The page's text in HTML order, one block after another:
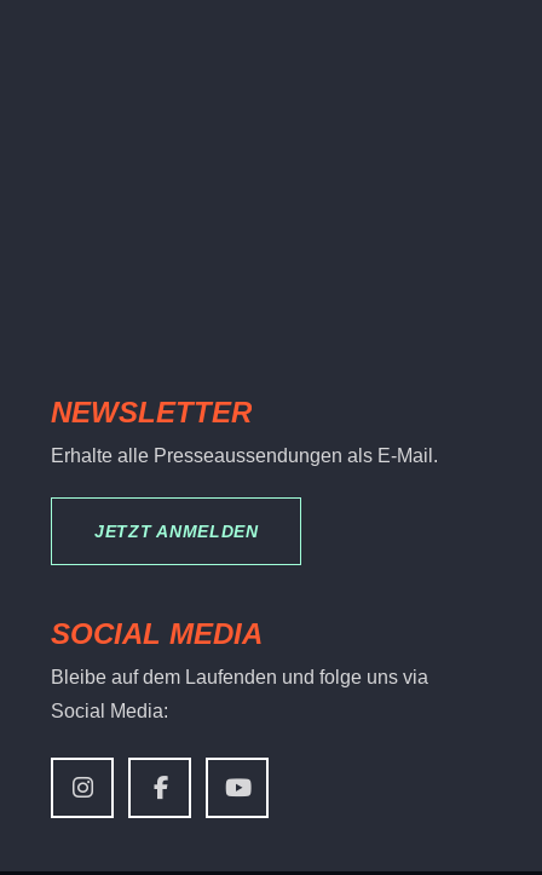
NEWSLETTER
Erhalte alle Presseaussendungen als E-Mail.
JETZT ANMELDEN
SOCIAL MEDIA
Bleibe auf dem Laufenden und folge uns via
Social Media: